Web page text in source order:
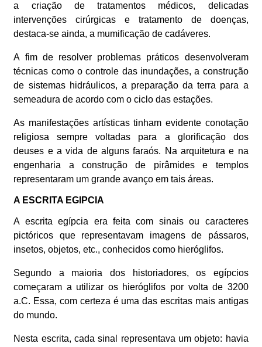
a criação de tratamentos médicos, delicadas
intervenções cirúrgicas e tratamento de doenças,
destaca-se ainda, a mumificação de cadáveres.
A fim de resolver problemas práticos desenvolveram
técnicas como o controle das inundações, a construção
de sistemas hidráulicos, a preparação da terra para a
semeadura de acordo com o ciclo das estações.
As manifestações artísticas tinham evidente conotação
religiosa sempre voltadas para a glorificação dos
deuses e a vida de alguns faraós. Na arquitetura e na
engenharia a construção de pirâmides e templos
representaram um grande avanço em tais áreas.
A ESCRITA EGIPCIA
A escrita egípcia era feita com sinais ou caracteres
pictóricos que representavam imagens de pássaros,
insetos, objetos, etc., conhecidos como hieróglifos.
Segundo a maioria dos historiadores, os egípcios
começaram a utilizar os hieróglifos por volta de 3200
a.C. Essa, com certeza é uma das escritas mais antigas
do mundo.
Nesta escrita, cada sinal representava um objeto: havia